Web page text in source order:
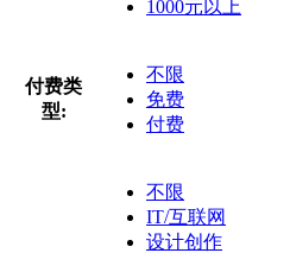
1000元以上
付费类
型:
不限
免费
付费
不限
IT/互联网
设计创作